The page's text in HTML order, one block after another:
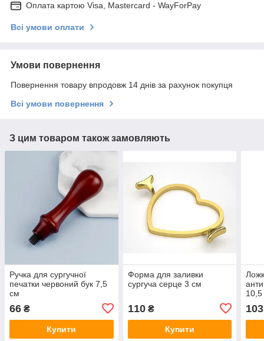
Оплата картою Visa, Mastercard - WayForPay
Всі умови оплати
Умови повернення
Повернення товару впродовж 14 днів за рахунок покупця
Всі умови повернення
З цим товаром також замовляють
Ручка для сургучної
печатки червоний бук 7,5
см
66 ₴
Купити
Форма для заливки
сургуча серце 3 см
110₴
Купити